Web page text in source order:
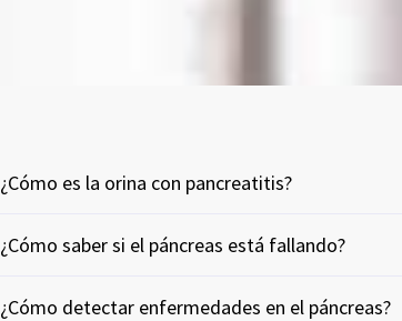
¿Cómo es la orina con pancreatitis?
¿Cómo saber si el páncreas está fallando?
¿Cómo detectar enfermedades en el páncreas?